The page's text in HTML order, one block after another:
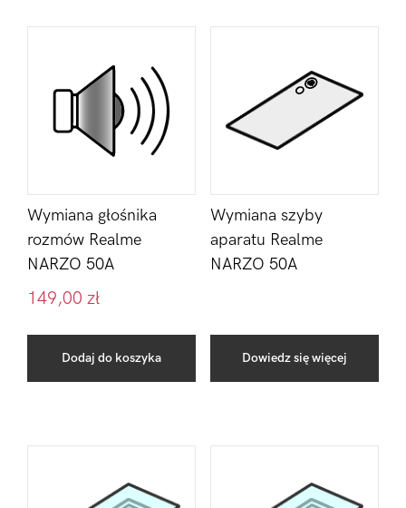
Wymiana głośnika
rozmów Realme
NARZO 50A
149,00 zł
Dodaj do koszyka
Wymiana szyby
aparatu Realme
NARZO 50A
Dowiedz się więcej